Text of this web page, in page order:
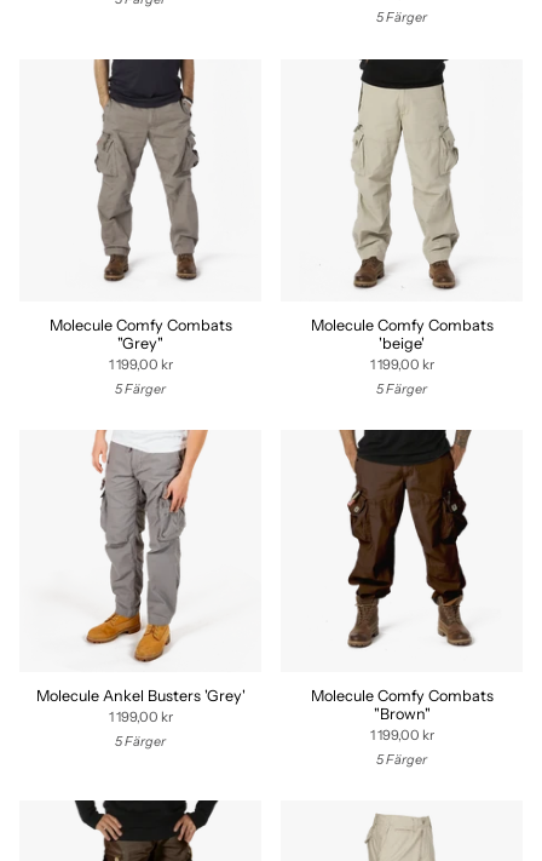
5 Färger
Molecule Comfy Combats
"Grey"
1 199,00 kr
5 Färger
Molecule Comfy Combats
'beige'
1 199,00 kr
5 Färger
Molecule Ankel Busters 'Grey'
1 199,00 kr
5 Färger
Molecule Comfy Combats
"Brown"
1 199,00 kr
5 Färger